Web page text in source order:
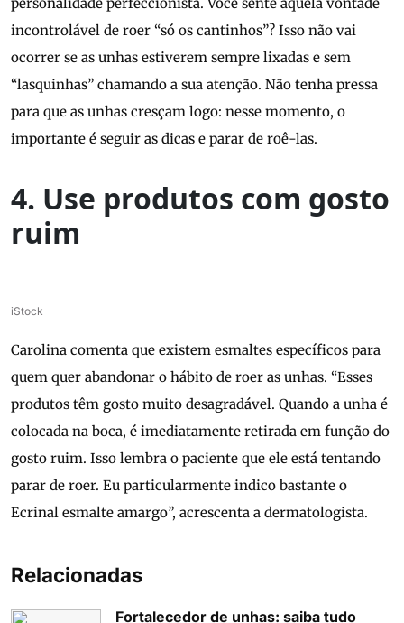
incontrolável de roer “só os cantinhos”? Isso não vai
ocorrer se as unhas estiverem sempre lixadas e sem
“lasquinhas” chamando a sua atenção. Não tenha pressa
para que as unhas cresçam logo: nesse momento, o
importante é seguir as dicas e parar de roê-las.
4. Use produtos com gosto
ruim
iStock
Carolina comenta que existem esmaltes específicos para
quem quer abandonar o hábito de roer as unhas. “Esses
produtos têm gosto muito desagradável. Quando a unha é
colocada na boca, é imediatamente retirada em função do
gosto ruim. Isso lembra o paciente que ele está tentando
parar de roer. Eu particularmente indico bastante o
Ecrinal esmalte amargo”, acrescenta a dermatologista.
Relacionadas
Fortalecedor de unhas: saiba tudo